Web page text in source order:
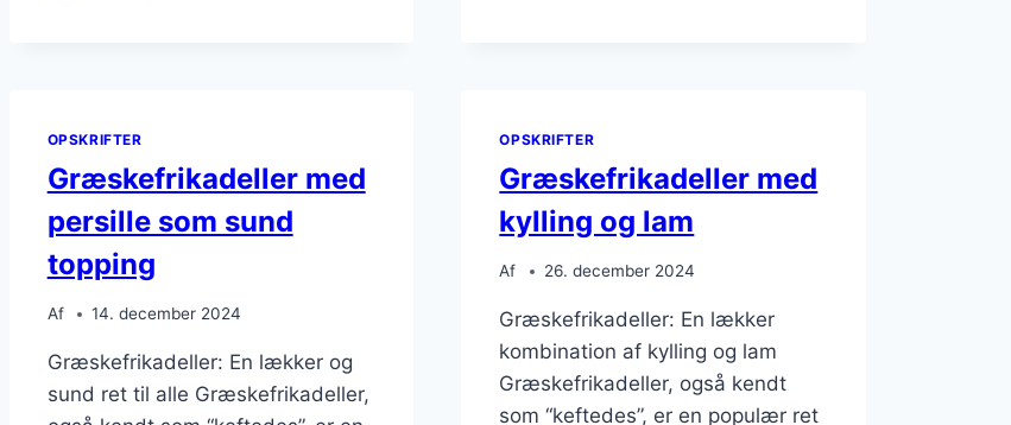
OPSKRIFTER
Græskefrikadeller med
persille som sund
topping
Af 14. december 2024
Græskefrikadeller: En lækker og
sund ret til alle Græskefrikadeller,
OPSKRIFTER
Græskefrikadeller med
kylling og lam
Af 26. december 2024
Græskefrikadeller: En lækker
kombination af kylling og lam
Græskefrikadeller, også kendt
som “keftedes”, er en populær ret